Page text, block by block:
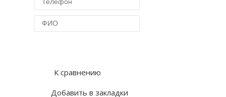
К сравнению
Добавить в закладки